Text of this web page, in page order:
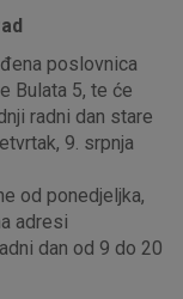
poslovnica
Bulata 5, te će
radni dan stare
9. srpnja
od ponedjeljka,
adresi
dan od 9 do 20